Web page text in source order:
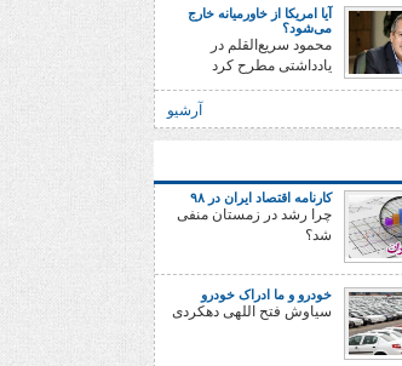
آیا امریکا از خاورمیانه خارج
می‌شود؟
محمود سریع‌القلم در
یادداشتی مطرح کرد
آرشیو
کارنامه اقتصاد ایران در ۹۸
چرا رشد در زمستان منفی
شد؟
خودرو و ما ادراک خودرو
سیاوش فتح اللهی دهکردی